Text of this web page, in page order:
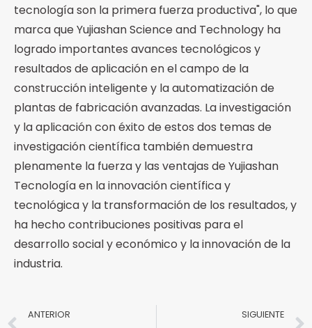
tecnología son la primera fuerza productiva", lo que
marca que Yujiashan Science and Technology ha
logrado importantes avances tecnológicos y
resultados de aplicación en el campo de la
construcción inteligente y la automatización de
plantas de fabricación avanzadas. La investigación
y la aplicación con éxito de estos dos temas de
investigación científica también demuestra
plenamente la fuerza y las ventajas de Yujiashan
Tecnología en la innovación científica y
tecnológica y la transformación de los resultados, y
ha hecho contribuciones positivas para el
desarrollo social y económico y la innovación de la
industria.
ANTERIOR SIGUIENTE